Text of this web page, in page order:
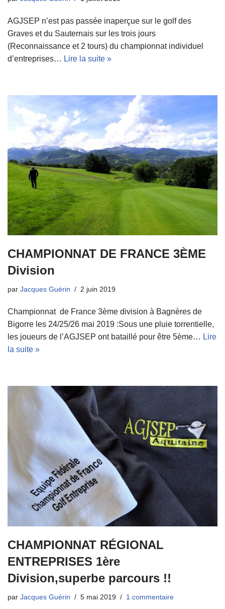
AGJSEP n’est pas passée inaperçue sur le golf des
Graves et du Sauternais sur les trois jours
(Reconnaissance et 2 tours) du championnat individuel
d’entreprises… Lire la suite »
CHAMPIONNAT DE FRANCE 3ÈME
Division
par Jacques Guérin 2 juin 2019
Championnat de France 3ème division à Bagnères de
Bigorre les 24/25/26 mai 2019 :Sous une pluie torrentielle,
les joueurs de l’AGJSEP ont bataillé pour être 5ème… Lire
la suite »
CHAMPIONNAT RÉGIONAL
ENTREPRISES 1ère
Division,superbe parcours !!
par Jacques Guérin 5 mai 2019 1 commentaire